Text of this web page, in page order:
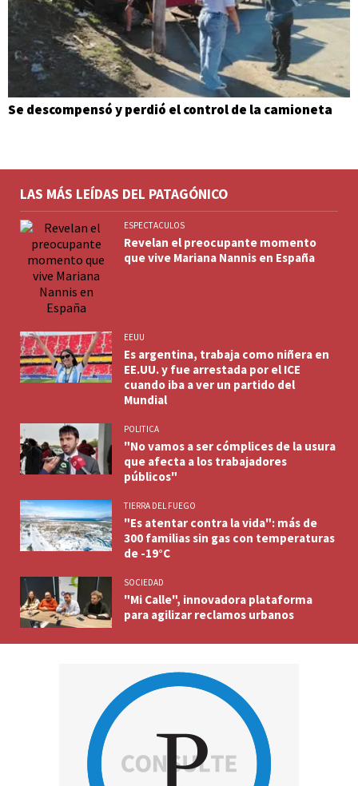
Se descompensó y perdió el control de la camioneta
LAS MÁS LEÍDAS DEL PATAGÓNICO
ESPECTACULOS
Revelan el preocupante momento
que vive Mariana Nannis en España
EEUU
Es argentina, trabaja como niñera en
EE.UU. y fue arrestada por el ICE
cuando iba a ver un partido del
Mundial
POLITICA
"No vamos a ser cómplices de la usura
que afecta a los trabajadores
públicos"
TIERRA DEL FUEGO
"Es atentar contra la vida": más de
300 familias sin gas con temperaturas
de -19°C
SOCIEDAD
"Mi Calle", innovadora plataforma
para agilizar reclamos urbanos